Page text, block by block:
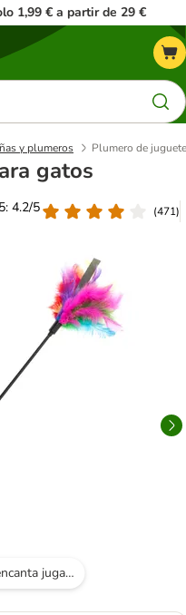
1,99 € a partir de 29 €
y plumeros Plumero de
gatos
4.2/5
(471)
A los gatos les encanta jugar con el juguete, especialmente por el sonido que hace al agitarlo.